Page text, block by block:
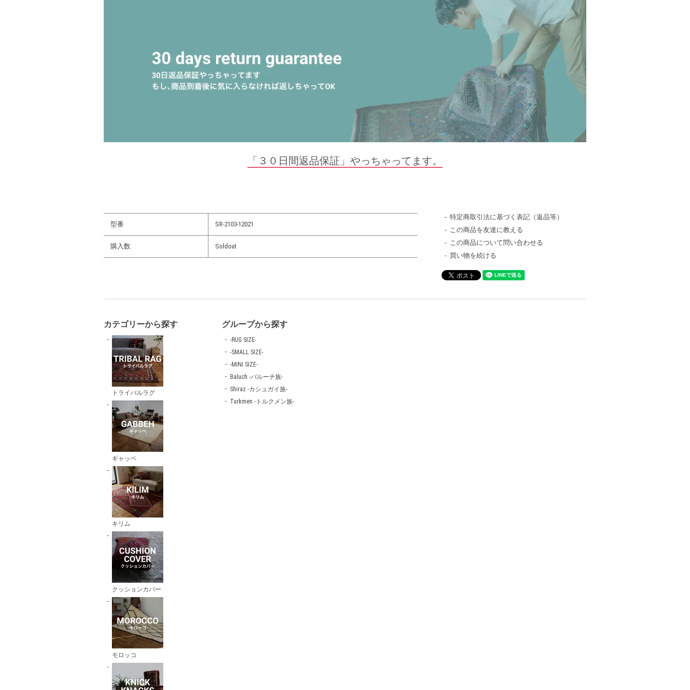
「３０日間返品保証」やっちゃってます。
型番 SR-2103-12021
購入数 Soldout
特定商取引法に基づく表記（返品等）
この商品を友達に教える
この商品について問い合わせる
買い物を続ける
カテゴリーから探す
トライバルラグ
ギャッベ
キリム
クッションカバー
モロッコ
グループから探す
-RUG SIZE-
-SMALL SIZE-
-MINI SIZE-
Baluch -バルーチ族-
Shiraz -カシュガイ族-
Turkmen -トルクメン族-